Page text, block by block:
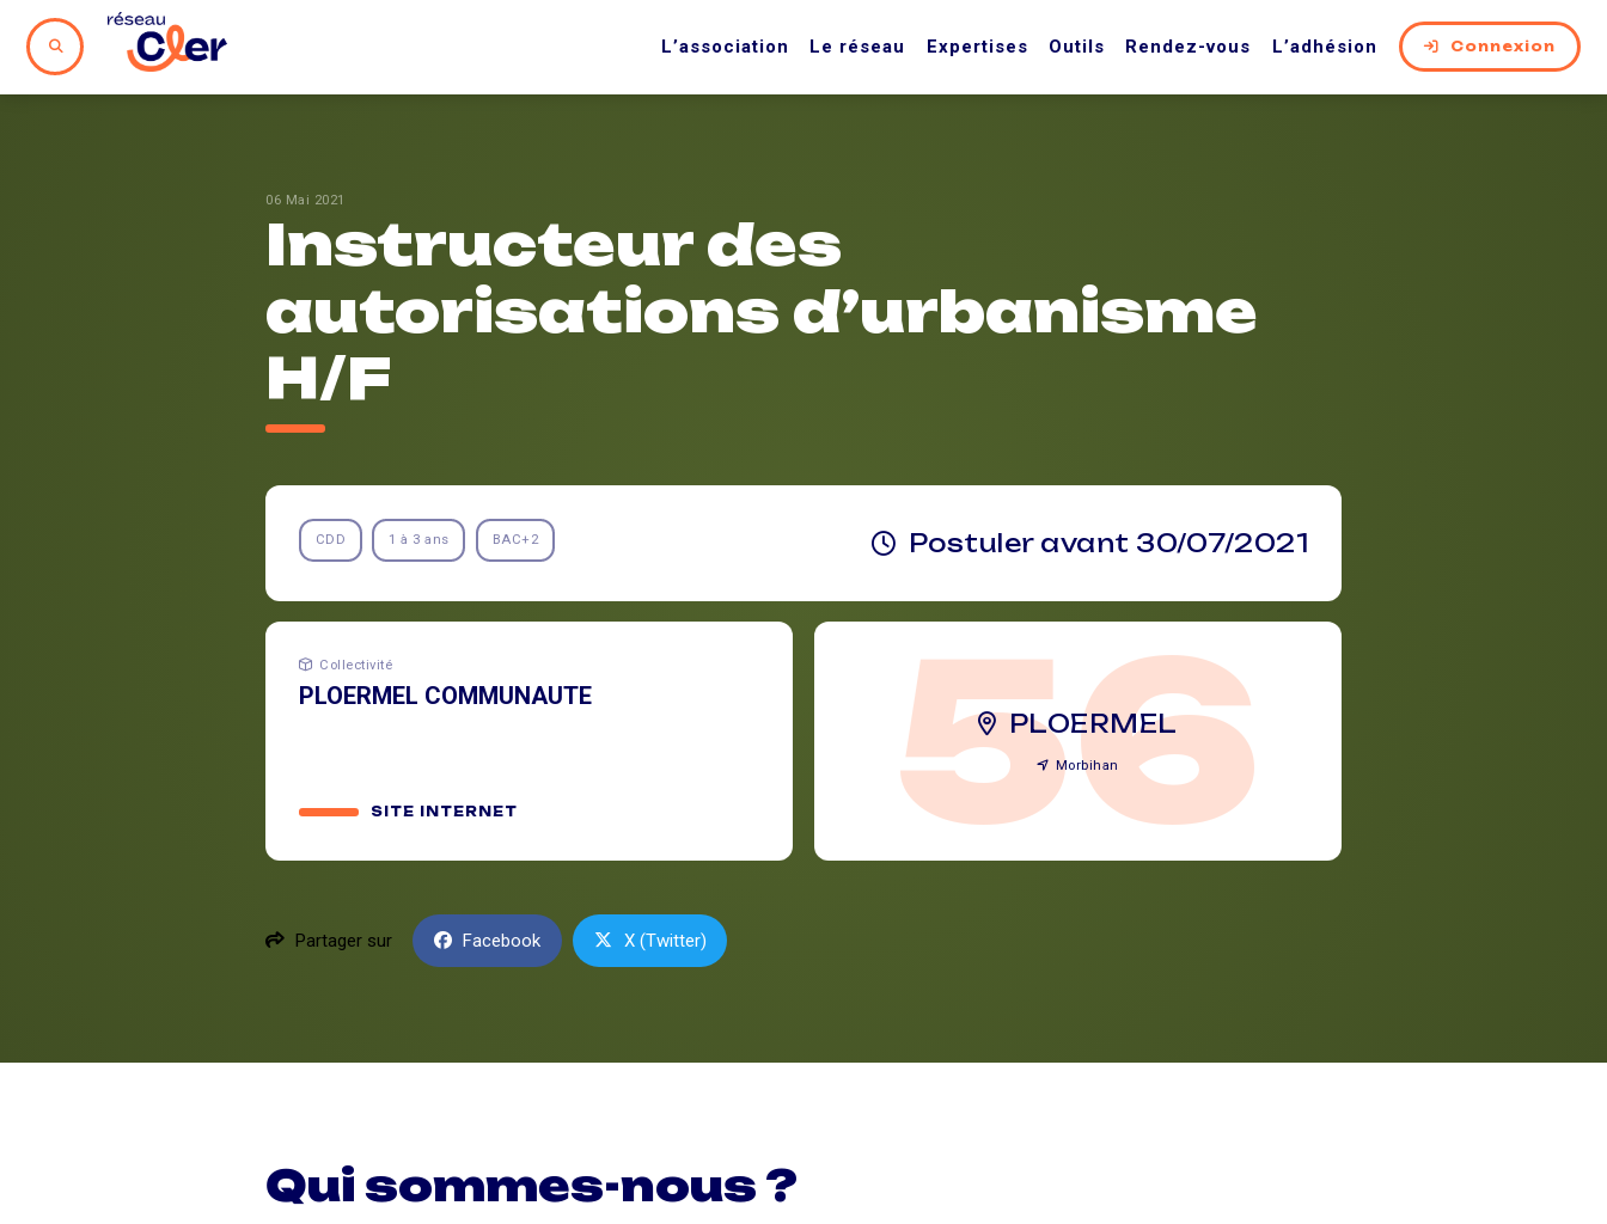
L’association Le réseau Expertises Outils Rendez-vous L’adhésion Connexion
06 Mai 2021
Instructeur des
autorisations d’urbanisme
H/F
CDD 1 à 3 ans BAC+2 Postuler avant 30/07/2021
Collectivité
PLOERMEL COMMUNAUTE
SITE INTERNET 56
PLOERMEL
Morbihan
Partager sur Facebook X (Twitter)
Qui sommes-nous ?